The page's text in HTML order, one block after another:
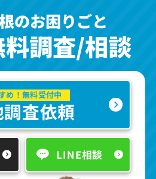
のお困りごと
料調査/相談
め！無料受付中
査依頼
LINE相談